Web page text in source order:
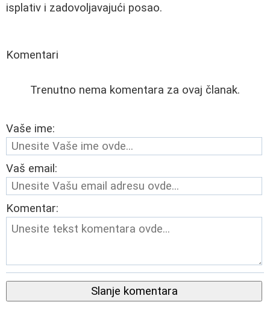
isplativ i zadovoljavajući posao.
Komentari
Trenutno nema komentara za ovaj članak.
Vaše ime:
Vaš email:
Komentar:
Slanje komentara